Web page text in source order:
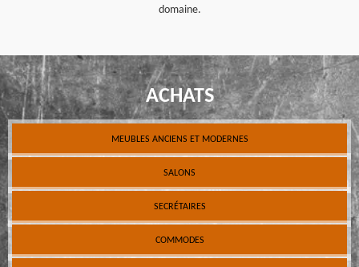
domaine.
ACHATS
MEUBLES ANCIENS ET MODERNES
SALONS
SECRÉTAIRES
COMMODES